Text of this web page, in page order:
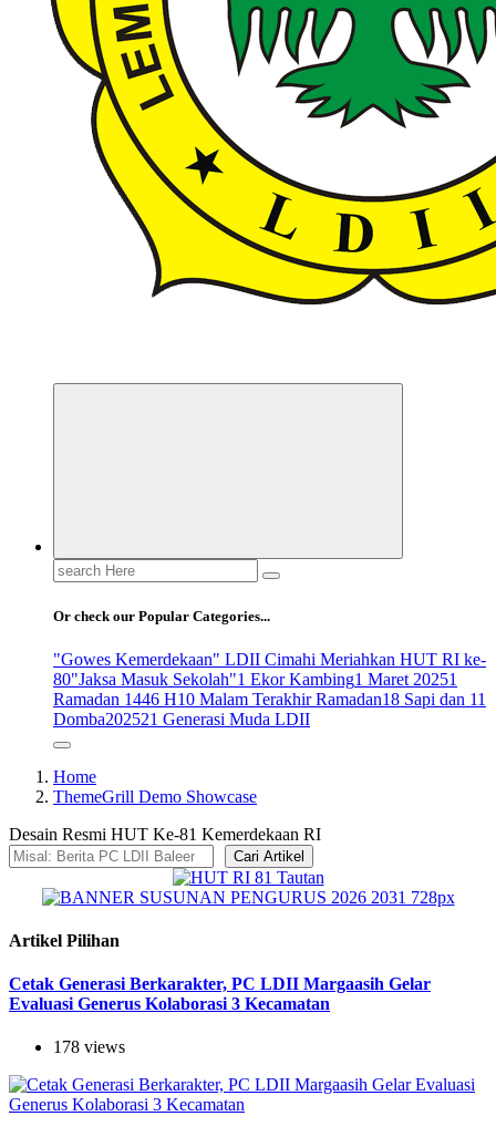
Search
for:
Or check our Popular Categories...
"Gowes Kemerdekaan" LDII Cimahi Meriahkan HUT RI ke-
80"Jaksa Masuk Sekolah"1 Ekor Kambing1 Maret 20251
Ramadan 1446 H10 Malam Terakhir Ramadan18 Sapi dan 11
Domba202521 Generasi Muda LDII
Home
ThemeGrill Demo Showcase
Desain Resmi HUT Ke-81 Kemerdekaan RI
Cari Artikel
Artikel Pilihan
Cetak Generasi Berkarakter, PC LDII Margaasih Gelar
Evaluasi Generus Kolaborasi 3 Kecamatan
178 views